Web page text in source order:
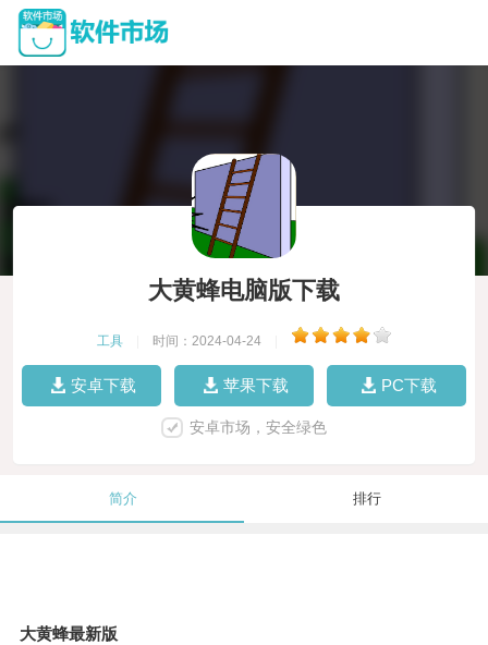
大黄蜂电脑版下载
工具 时间：2024-04-24
安卓下载 苹果下载 PC下载
安卓市场，安全绿色
简介 排行
大黄蜂最新版